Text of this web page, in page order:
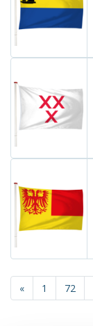
« 1 72